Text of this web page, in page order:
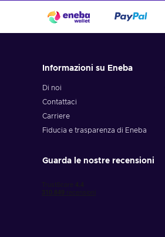
Informazioni su Eneba
Di noi
Contattaci
Carriere
Fiducia e trasparenza di Eneba
Guarda le nostre recensioni